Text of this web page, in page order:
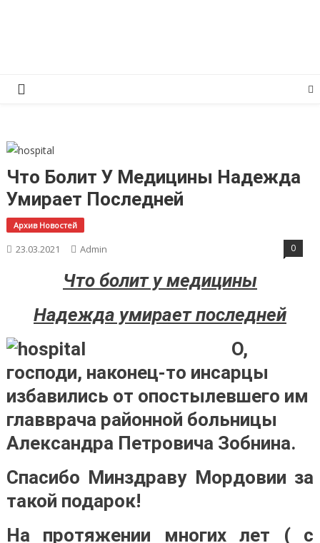
Что Болит У Медицины Надежда
Умирает Последней
Архив Новостей
23.03.2021 Admin 0
Что болит у медицины
Надежда умирает последней
О,
господи, наконец-то инсарцы
избавились от опостылевшего им
главврача районной больницы
Александра Петровича Зобнина.
Спасибо Минздраву Мордовии за
такой подарок!
На протяжении многих лет ( с